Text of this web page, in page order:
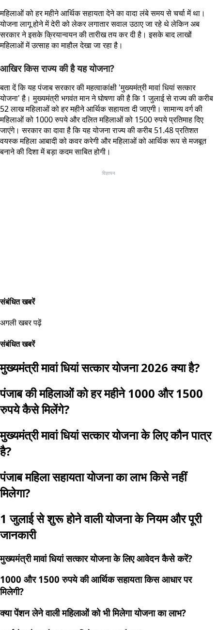
महिलाओं को हर महीने आर्थिक सहायता देने का वादा लंबे समय से चर्चा में था।
योजना लागू होने में देरी को लेकर लगातार सवाल उठाए जा रहे थे लेकिन अब
सरकार ने इसके क्रियान्वयन की तारीख तय कर दी है। इसके बाद लाखों
महिलाओं में उत्साह का माहौल देखा जा रहा है।
आखिर किस राज्य की है यह योजना?
बता दें कि यह पंजाब सरकार की महत्वाकांक्षी 'मुख्यमंत्री मावां धियां सत्कार
योजना' है। मुख्यमंत्री भगवंत मान ने घोषणा की है कि 1 जुलाई से राज्य की करीब
52 लाख महिलाओं को हर महीने आर्थिक सहायता दी जाएगी। सामान्य वर्ग की
महिलाओं को 1000 रुपये और दलित महिलाओं को 1500 रुपये प्रतिमाह दिए
जाएंगे। सरकार का दावा है कि यह योजना राज्य की करीब 51.48 प्रतिशत
वयस्क महिला आबादी को कवर करेगी और महिलाओं को आर्थिक रूप से मजबूत
बनाने की दिशा में बड़ा कदम साबित होगी।
विज्ञापन
संबंधित खबरें
अगली खबर पढ़ें
संबंधित खबरें
मुख्यमंत्री मावां धियां सत्कार योजना 2026 क्या है?
पंजाब की महिलाओं को हर महीने 1000 और 1500
रुपये कैसे मिलेंगे?
मुख्यमंत्री मावां धियां सत्कार योजना के लिए कौन पात्र
है?
पंजाब महिला सहायता योजना का लाभ किसे नहीं
मिलेगा?
1 जुलाई से शुरू होने वाली योजना के नियम और पूरी
जानकारी
मुख्यमंत्री मावां धियां सत्कार योजना के लिए आवेदन कैसे करें?
1000 और 1500 रुपये की आर्थिक सहायता किस आधार पर
मिलेगी?
क्या पेंशन लेने वाली महिलाओं को भी मिलेगा योजना का लाभ?